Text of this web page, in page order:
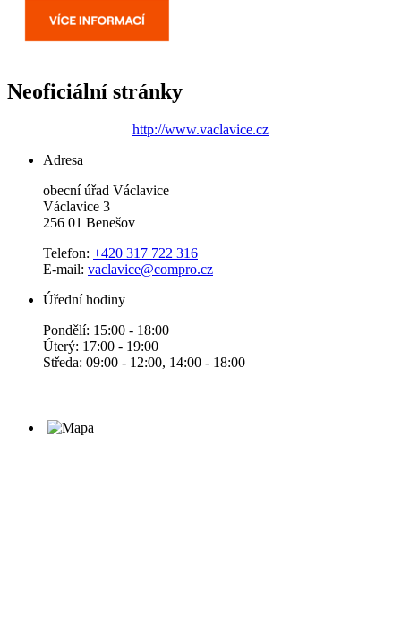
Neoficiální stránky
http://www.vaclavice.cz
Adresa
obecní úřad Václavice
Václavice 3
256 01 Benešov
Telefon: +420 317 722 316
E-mail: vaclavice@compro.cz
Úřední hodiny
Pondělí: 15:00 - 18:00
Úterý: 17:00 - 19:00
Středa: 09:00 - 12:00, 14:00 - 18:00